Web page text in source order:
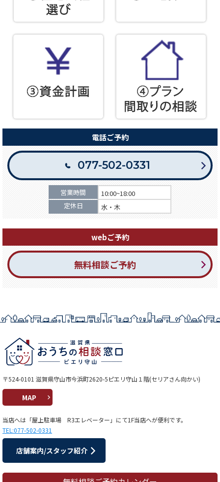
電話ご予約
077-502-0331
営業時間
10:00~18:00
定休日
水・木
webご予約
無料相談ご予約
〒524-0101 滋賀県守山市今浜町2620-5ピエリ守山１階(セリアさん向かい)
MAP
当店へは「屋上駐車場 R3エレベーター」にて1F当店へが便利です。
TEL:077-502-0331
店舗案内/スタッフ紹介